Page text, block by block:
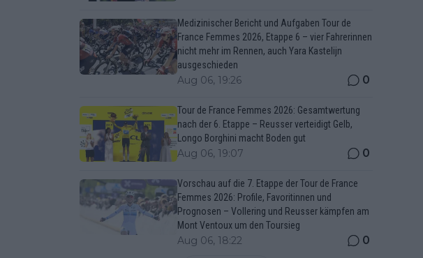
Medizinischer Bericht und Aufgaben Tour de
France Femmes 2026, Etappe 6 – vier Fahrerinnen
nicht mehr im Rennen, auch Yara Kastelijn
ausgeschieden
Aug 06, 19:26 0
Tour de France Femmes 2026: Gesamtwertung
nach der 6. Etappe – Reusser verteidigt Gelb,
Longo Borghini macht Boden gut
Aug 06, 19:07 0
Vorschau auf die 7. Etappe der Tour de France
Femmes 2026: Profile, Favoritinnen und
Prognosen – Vollering und Reusser kämpfen am
Mont Ventoux um den Toursieg
Aug 06, 18:22 0